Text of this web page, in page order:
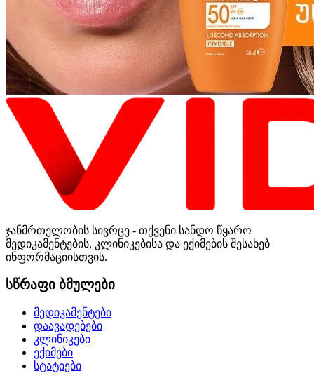
ჯანმრთელობის სივრცე - თქვენი სანდო წყარო
მედიკამენტების, კლინიკებისა და ექიმების შესახებ
ინფორმაციისთვის.
სწრაფი ბმულები
მედიკამენტები
დაავადებები
კლინიკები
ექიმები
სტატიები